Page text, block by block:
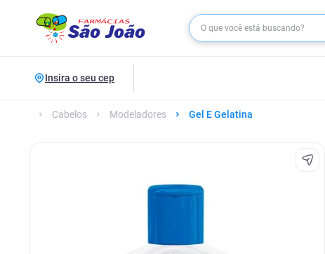
Insira o seu cep
Cabelos Modeladores Gel E Gelatina